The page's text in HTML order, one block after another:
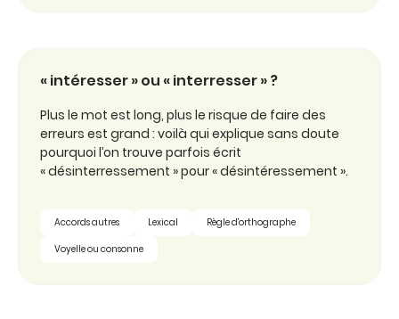
« intéresser » ou « interresser » ?
Plus le mot est long, plus le risque de faire des
erreurs est grand : voilà qui explique sans doute
pourquoi l’on trouve parfois écrit
« désinterressement » pour « désintéressement ».
Accords autres Lexical
Règle d'orthographe
Voyelle ou consonne